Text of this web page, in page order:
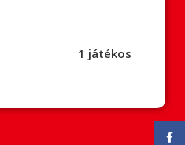
1 játékos